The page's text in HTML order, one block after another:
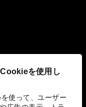
を使用し
使って、ユーザー